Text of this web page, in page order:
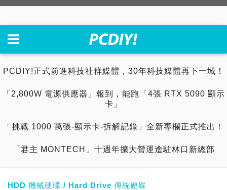
PCDIY!正式前進科技社群媒體，30年科技媒體再下一城！
「2,800W 電源供應器」報到，能跑「4張 RTX 5090 顯示
卡」
「挑戰 1000 萬張-顯示卡-拆解記錄」全新專欄正式推出！
「君主 MONTECH」十週年擴大營運進駐林口新總部
HDD 機械硬碟 / Hard Drive 傳統硬碟